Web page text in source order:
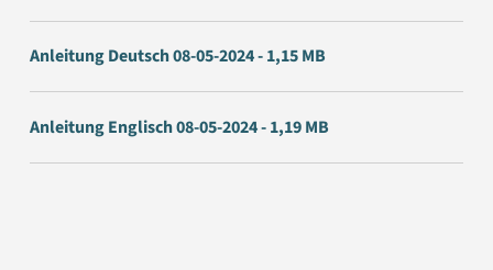
Anleitung Deutsch 08-05-2024 - 1,15 MB
Anleitung Englisch 08-05-2024 - 1,19 MB